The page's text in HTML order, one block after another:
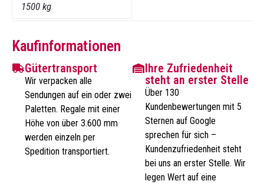
1500 kg
Kaufinformationen
Gütertransport
Wir verpacken alle
Sendungen auf ein oder zwei
Paletten. Regale mit einer
Höhe von über 3.600 mm
werden einzeln per
Spedition transportiert.
Ihre Zufriedenheit
steht an erster Stelle
Über 130
Kundenbewertungen mit 5
Sternen auf Google
sprechen für sich –
Kundenzufriedenheit steht
bei uns an erster Stelle. Wir
legen Wert auf eine